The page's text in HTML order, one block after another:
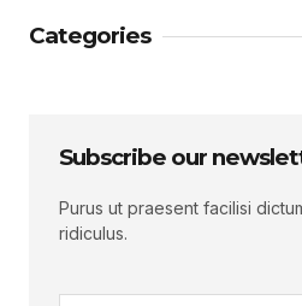
Categories
Subscribe our
Purus ut praesent facilisi
ridiculus.